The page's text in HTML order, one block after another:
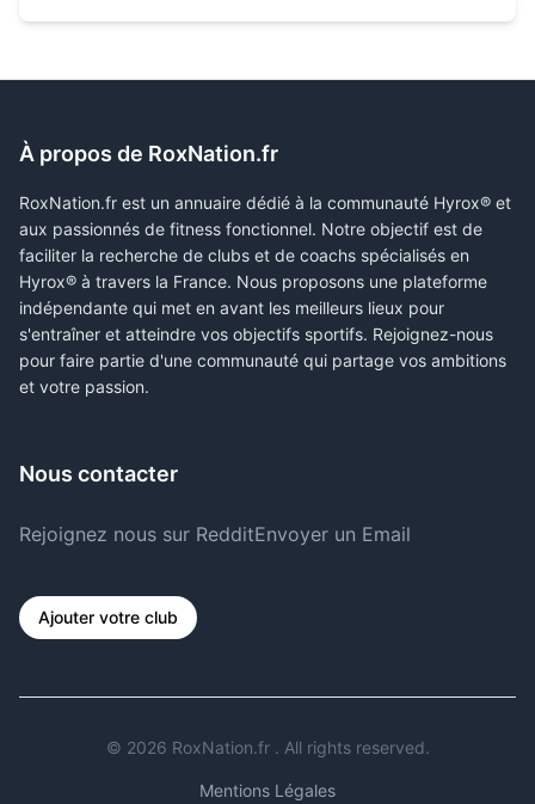
À propos de RoxNation.fr
RoxNation.fr est un annuaire dédié à la communauté Hyrox® et
aux passionnés de fitness fonctionnel. Notre objectif est de
faciliter la recherche de clubs et de coachs spécialisés en
Hyrox® à travers la France. Nous proposons une plateforme
indépendante qui met en avant les meilleurs lieux pour
s'entraîner et atteindre vos objectifs sportifs. Rejoignez-nous
pour faire partie d'une communauté qui partage vos ambitions
et votre passion.
Nous contacter
Rejoignez nous sur RedditEnvoyer un Email
Ajouter votre club
© 2026 RoxNation.fr . All rights reserved.
Mentions Légales